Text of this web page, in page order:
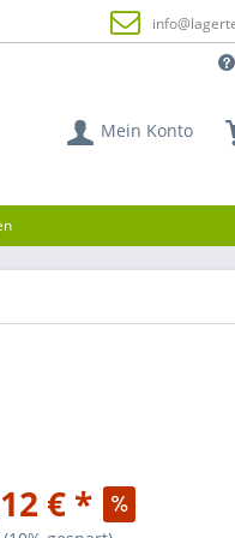
Mein Konto
€ *